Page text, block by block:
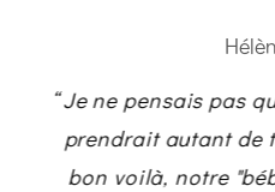
Je ne pensais pas
prendrait autant de
bon voilà, notre